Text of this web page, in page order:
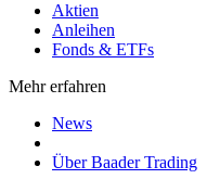
Aktien
Anleihen
Fonds & ETFs
Mehr erfahren
News
Über Baader Trading